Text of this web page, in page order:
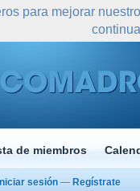
de miembros
Iniciar sesión — Regístrate
para mejorar